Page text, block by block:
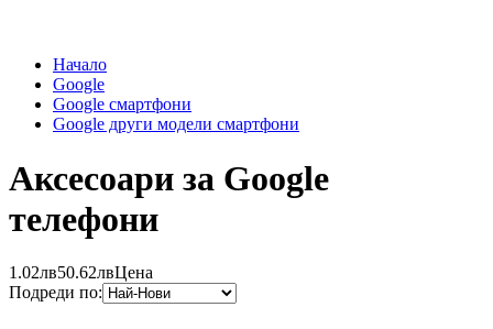
Начало
Google
Google смартфони
Google други модели смартфони
Аксесоари за Google
телефони
1.02лв50.62лвЦена
Подреди по: